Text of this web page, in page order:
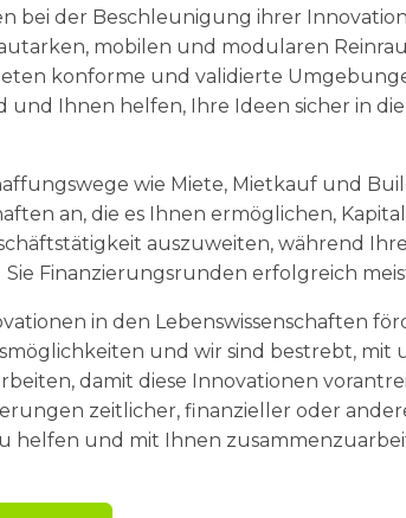
bei der Beschleunigung ihrer
mobilen und modularen
konforme und validierte
und Ihnen helfen, Ihre Ideen sicher in
wie Miete, Mietkauf und
an, die es Ihnen ermöglichen,
auszuweiten, während Ihre
Finanzierungsrunden erfolgreich
in den Lebenswissenschaften
und wir sind bestrebt, mit
damit diese Innovationen
zeitlicher, finanzieller oder
helfen und mit Ihnen